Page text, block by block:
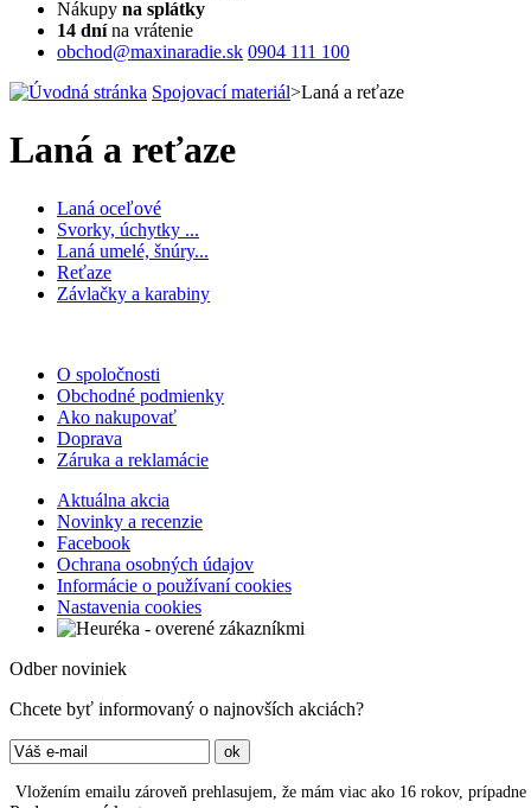
Nákupy na splátky
14 dnína vrátenie
obchod@maxinaradie.sk 0904 111 100
Spojovací materiál>Laná a reťaze
Laná a reťaze
Laná oceľové
Svorky, úchytky ...
Laná umelé, šnúry...
Reťaze
Závlačky a karabiny
O spoločnosti
Obchodné podmienky
Ako nakupovať
Doprava
Záruka a reklamácie
Aktuálna akcia
Novinky a recenzie
Facebook
Ochrana osobných údajov
Informácie o používaní cookies
Nastavenia cookies
Odber noviniek
Chcete byť informovaný o najnovších akciách?
Vložením emailu zároveň prehlasujem, že mám viac ako 16 rokov,